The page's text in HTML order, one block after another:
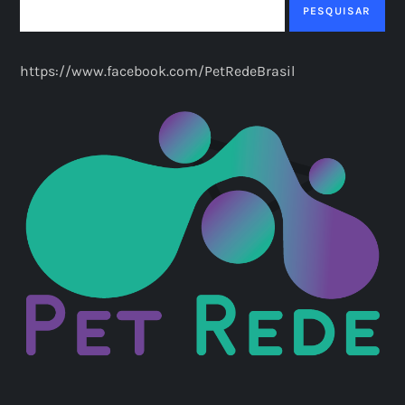
ç
d
e
p
o
s
PESQUISAR
https://www.facebook.com/PetRedeBrasil